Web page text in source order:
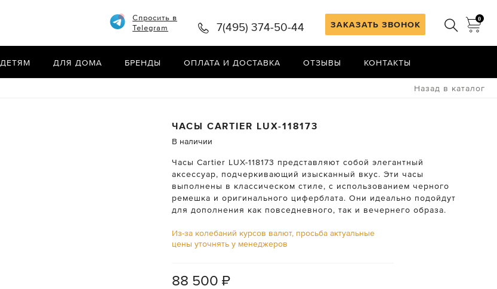
ЗАКАЗАТЬ ЗВОНОК
0
Спросить в
Telegram
7(495) 374-50-44
ДЕТЯМ ДЛЯ ДОМА БРЕНДЫ ОПЛАТА И ДОСТАВКА ОТЗЫВЫ КОНТАКТЫ
Назад в каталог
ЧАСЫ CARTIER LUX-118173
В наличии
Часы Cartier LUX-118173 представляют собой элегантный
аксессуар, подчеркивающий изысканный вкус. Эти часы
выполнены в классическом стиле, с использованием черного
ремешка и оригинального циферблата. Они идеально подойдут
для дополнения как повседневного, так и вечернего образа.
Из-за колебаний курсов валют, просьба актуальные
цены уточнять у менеджеров
88 500 ₽